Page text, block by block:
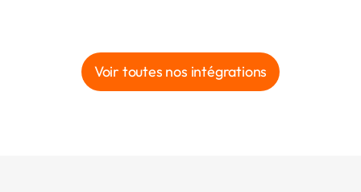
Voir toutes nos intégrations